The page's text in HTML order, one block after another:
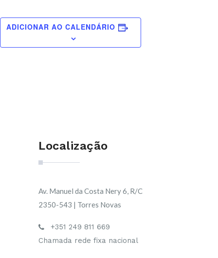
ADICIONAR AO CALENDÁRIO
Localização
Av. Manuel da Costa Nery 6, R/C
2350-543 | Torres Novas
+351 249 811 669
Chamada rede fixa nacional